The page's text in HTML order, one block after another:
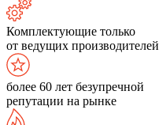
Комплектующие только
от ведущих производителей
более 60 лет безупречной
репутации на рынке